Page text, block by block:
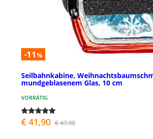
-11 %
Seilbahnkabine,
mundgeblasenem Glas, 10 cm
VORRÄTIG
€ 41,90 € 47,00